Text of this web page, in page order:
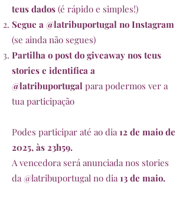
teus dados (é rápido e simples!)
Segue a @latribuportugal no Instagram
(se ainda não segues)
Partilha o post do giveaway nos teus
stories e identifica a
@latribuportugal para podermos ver a
tua participação
Podes participar até ao dia12 de maio de
2025, às 23h59.
A vencedora será anunciada nos stories
da @latribuportugal no dia13 de maio.